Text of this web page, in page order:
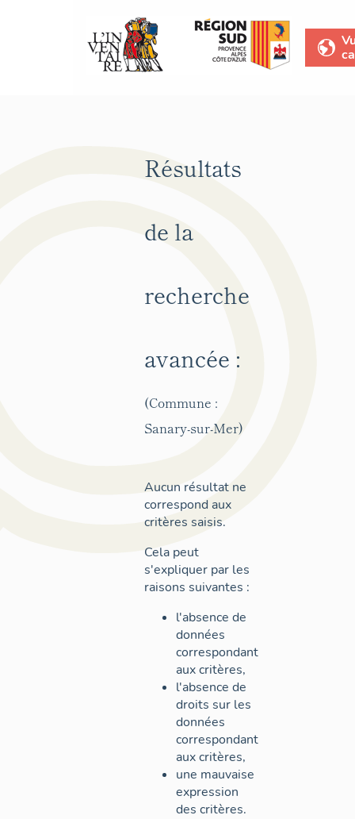
Résultats
de la
recherche
avancée :
(Commune :
Sanary-sur-Mer)
Aucun résultat ne
correspond aux
critères saisis.
Cela peut
s'expliquer par les
raisons suivantes :
l'absence de
données
correspondant
aux critères,
l'absence de
droits sur les
données
correspondant
aux critères,
une mauvaise
expression
des critères.